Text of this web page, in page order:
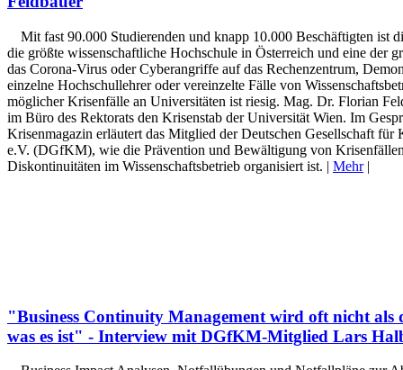
Mit fast 90.000 Studierenden und knapp 10.000 Beschäftigten ist
die größte wissenschaftliche Hochschule in Österreich und eine der
das Corona-Virus oder Cyberangriffe auf das Rechenzentrum,
einzelne Hochschullehrer oder vereinzelte Fälle von
möglicher Krisenfälle an Universitäten ist riesig. Mag. Dr. Florian
im Büro des Rektorats den Krisenstab der Universität Wien. Im
Krisenmagazin erläutert das Mitglied der Deutschen Gesellschaft für
e.V. (DGfKM), wie die Prävention und Bewältigung von
Diskontinuitäten im Wissenschaftsbetrieb organisiert ist. | Mehr|
"Business Continuity Management wird oft nicht als
was es ist" - Interview mit DGfKM-Mitglied Lars